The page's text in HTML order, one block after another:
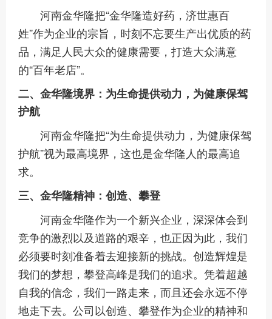
河南金华隆把“金华隆造好药，济世惠百
姓”作为企业的宗旨，时刻不忘要生产出优质的药
品，满足人民大众的健康需要，打造大众满意
的“百年老店”。
二、金华隆境界：为生命提供动力，为健康保驾
护航
河南金华隆把“为生命提供动力，为健康保驾
护航”视为最高境界，这也是金华隆人的最高追
求。
三、金华隆精神：创造、攀登
河南金华隆作为一个新兴企业，深深体会到
竞争的激烈以及道路的艰辛，也正因为此，我们
必须要时刻准备着去迎接新的挑战。创造辉煌是
我们的梦想，攀登高峰是我们的追求。凭着超越
自我的信念，我们一路走来，而且还会永远不停
地走下去。公司以创造、攀登作为企业的精神和